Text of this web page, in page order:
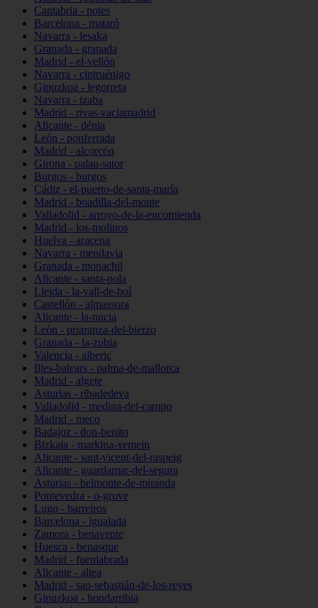
Cantabria - potes
Barcelona - mataró
Navarra - lesaka
Granada - granada
Madrid - el-vellón
Navarra - cintruénigo
Gipuzkoa - legorreta
Navarra - izaba
Madrid - rivas-vaciamadrid
Alicante - dénia
León - ponferrada
Madrid - alcorcón
Girona - palau-sator
Burgos - burgos
Cádiz - el-puerto-de-santa-maría
Madrid - boadilla-del-monte
Valladolid - arroyo-de-la-encomienda
Madrid - los-molinos
Huelva - aracena
Navarra - mendavia
Granada - monachil
Alicante - santa-pola
Lleida - la-vall-de-boí
Castellón - almassora
Alicante - la-nucia
León - priaranza-del-bierzo
Granada - la-zubia
Valencia - alberic
Illes-balears - palma-de-mallorca
Madrid - algete
Asturias - ribadedeva
Valladolid - medina-del-campo
Madrid - meco
Badajoz - don-benito
Bizkaia - markina-xemein
Alicante - sant-vicent-del-raspeig
Alicante - guardamar-del-segura
Asturias - belmonte-de-miranda
Pontevedra - o-grove
Lugo - barreiros
Barcelona - igualada
Zamora - benavente
Huesca - benasque
Madrid - fuenlabrada
Alicante - altea
Madrid - san-sebastián-de-los-reyes
Gipuzkoa - hondarribia